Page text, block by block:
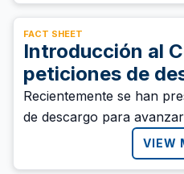
políticas migratorias en
deportados como
voluntario en programas
gobierno serán recibidos
FACT SHEET
Introducción al
peticiones de
Recientemente se han
de descargo para
relacionadas con elVIEW